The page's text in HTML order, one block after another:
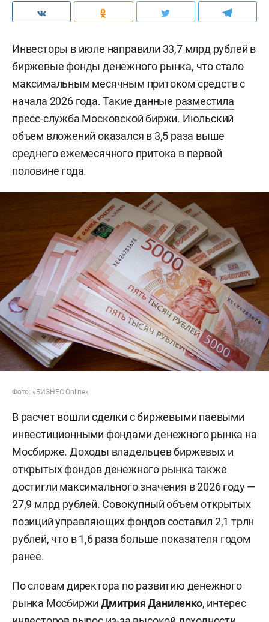
Инвесторы в июле направили 33,7 млрд рублей в
биржевые фонды денежного рынка, что стало
максимальным месячным притоком средств с
начала 2026 года. Такие данные разместила
пресс-служба Московской биржи. Июльский
объем вложений оказался в 3,5 раза выше
среднего ежемесячного притока в первой
половине года.
Фото: «БИЗНЕС Online»
В расчет вошли сделки с биржевыми паевыми
инвестиционными фондами денежного рынка на
Мосбирже. Доходы владельцев биржевых и
открытых фондов денежного рынка также
достигли максимального значения в 2026 году —
27,9 млрд рублей. Совокупный объем открытых
позиций управляющих фондов составил 2,1 трлн
рублей, что в 1,6 раза больше показателя годом
ранее.
По словам директора по развитию денежного
рынка МосбиржиДмитрия Даниленко, интерес